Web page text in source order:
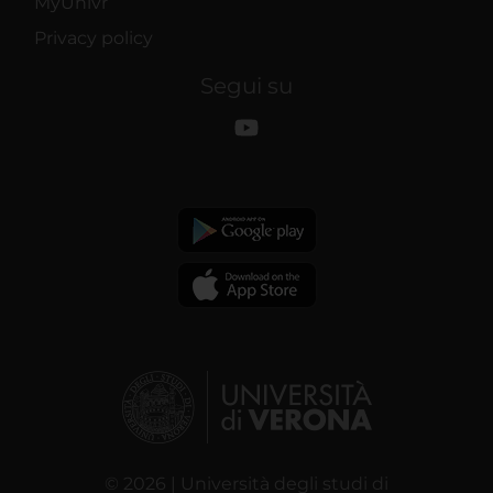
Privacy policy
Segui su
© 2026 | Università degli studi di